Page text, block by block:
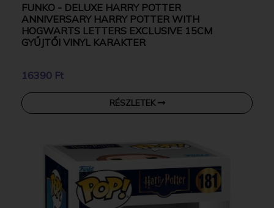
FUNKO - DELUXE HARRY POTTER
ANNIVERSARY HARRY POTTER WITH
HOGWARTS LETTERS EXCLUSIVE 15CM
GYŰJTŐI VINYL KARAKTER
16390 Ft
RÉSZLETEK